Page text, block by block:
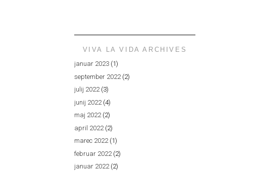
VIVA LA VIDA ARCHIVES
januar 2023 (1)
september 2022 (2)
julij 2022(3)
junij 2022 (4)
maj 2022(2)
april 2022 (2)
marec 2022(1)
februar 2022 (2)
januar 2022(2)